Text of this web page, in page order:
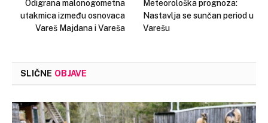
Odigrana malonogometna
utakmica između osnovaca
Vareš Majdana i Vareša
Meteorološka prognoza:
Nastavlja se sunčan period u
Varešu
SLIČNE OBJAVE